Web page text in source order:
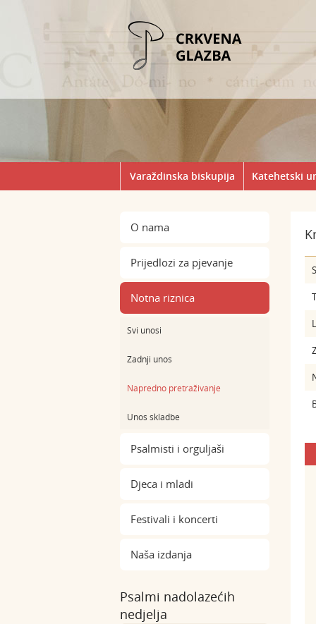
Varaždinska biskupija Katehetski
O nama
Prijedlozi za pjevanje
Notna riznica
Svi unosi
Zadnji unos
Napredno pretraživanje
Unos skladbe
Psalmisti i orguljaši
Djeca i mladi
Festivali i koncerti
Naša izdanja
Psalmi nadolazećih
nedjelja